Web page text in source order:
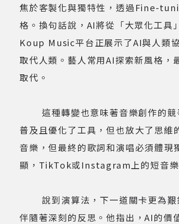
焦於客製化與獨特性，透過Fine-
格。換句話說，AI將從「大眾化工
Koup Music平台正展示了AI與人類
取代人類。藝人常用AI探索新風格，
取代。
這種轉變也意味著音樂創作的競
普及且優化了工具，但也放大了思
音樂，但最終的歌詞和演唱必須體
顯，TikTok或Instagram上的短音樂
說到演算法，下一道關卡更為艱
伴隨著深刻的反思。他指出，AI的價